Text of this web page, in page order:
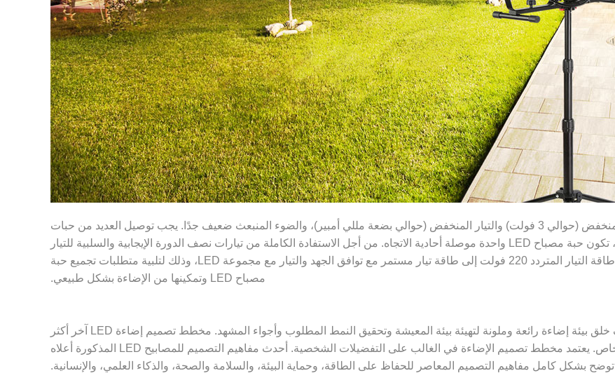
يمكن أن تعمل حبة مصباح LED واحدة فقط تحت الجهد المنخفض (حوالي 3 فولت) والتيار المنخفض (حوالي بضعة مللي أمبير)، والضوء المنبعث ضعيف جدًا. يجب توصيل العديد من حبات
مصابيح LED على التوالي أو بالتوازي؛ وفي الوقت نفسه، تكون حبة مصباح LED واحدة موصلة أحادية الاتجاه. من أجل الاستفادة الكاملة من تيارات نصف الدورة الإيجابية والسلبية للتيار
المتردد، يلزم وجود شريحة دائرة متكاملة لتحويل مصدر طاقة التيار المتردد 220 فولت إلى طاقة تيار مستمر مع توافق الجهد والتيار مع مجموعة LED، وذلك لتلبية متطلبات تجميع حبة
مصباح LED وتمكينها من الإضاءة بشكل طبيعي.
تخترق مفهوم تصميم المصابيح التقليدية، بهدف خلق بيئة إضاءة رائعة وملونة لتهيئة بيئة المعيشة وتحقيق النمط المطلوب وأجواء المشهد. مخطط تصميم إضاءة LED آخر أكثر
إنسانية. في التصميم، تم تصميم المنتج وفقًا لاحتياجات الأشخاص. يعتمد مخطط تصميم الإضاءة في الغالب على التفضيلات الشخصية. أحدث مفاهيم التصميم للمصابيح LED المذكورة أعلاه
توضح بشكل كامل مفاهيم التصميم المعاصر للحفاظ على الطاقة، وحماية البيئة، والسلامة والصحة، والذكاء العلمي، والإنسانية.